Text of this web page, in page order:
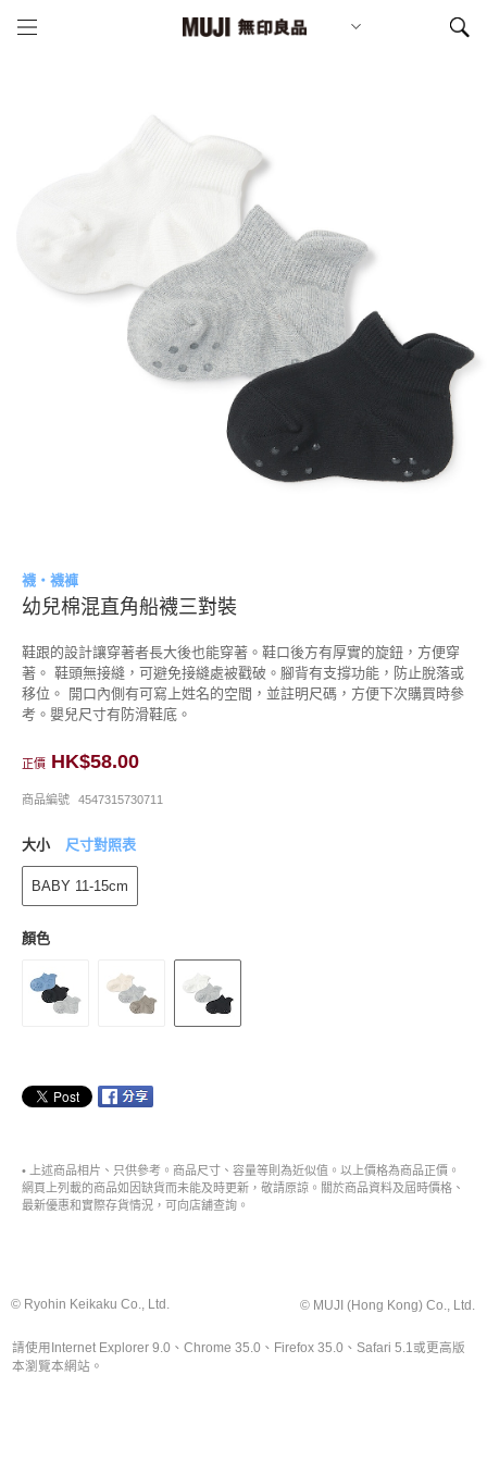
襪・襪褲
幼兒棉混直角船襪三對裝
鞋跟的設計讓穿著者長大後也能穿著。鞋口後方有厚實的旋鈕，方便穿
著。 鞋頭無接縫，可避免接縫處被戳破。腳背有支撐功能，防止脫落或
移位。 開口內側有可寫上姓名的空間，並註明尺碼，方便下次購買時參
考。嬰兒尺寸有防滑鞋底。
正價 HK$58.00
商品編號 4547315730711
大小 尺寸對照表
BABY 11-15cm
顏色
• 上述商品相片、只供參考。商品尺寸、容量等則為近似值。以上價格為商品正價。
網頁上列載的商品如因缺貨而未能及時更新，敬請原諒。關於商品資料及屆時價格、
最新優惠和實際存貨情況，可向店舖查詢。
© Ryohin Keikaku Co., Ltd. © MUJI (Hong Kong) Co., Ltd.
請使用Internet Explorer 9.0、Chrome 35.0、Firefox 35.0、Safari 5.1或更高版
本瀏覽本網站。